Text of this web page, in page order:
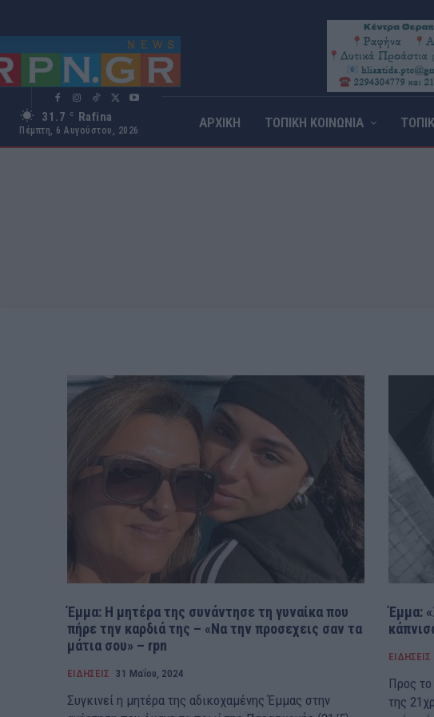
31.7 C Rafina
Πέμπτη, 6 Αυγούστου, 2026 ΑΡΧΙΚΗ ΤΟΠΙΚΗ ΚΟΙΝΩΝΙΑ
Έμμα: Η μητέρα της συνάντησε τη γυναίκα που
πήρε την καρδιά της – «Να την προσεχεις σαν τα
μάτια σου» – rpn
ΕΙΔΗΣΕΙΣ 31 Μαΐου, 2024
Συγκινεί η μητέρα της αδικοχαμένης Έμμας στην
Έμμα:
ΕΙΔΗΣΕΙΣ
Προς το
της